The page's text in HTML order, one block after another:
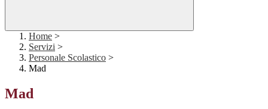
Home >
Servizi >
Personale Scolastico >
Mad
Mad